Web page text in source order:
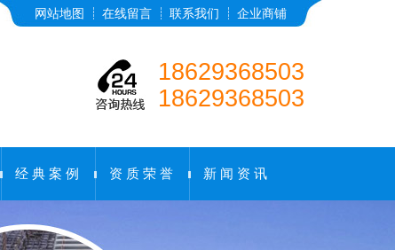
网站地图 在线留言 联系我们 企业商铺
18629368503
18629368503
经 典 案 例 资 质 荣 誉 新 闻 资 讯